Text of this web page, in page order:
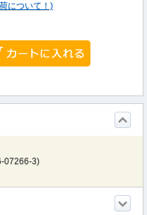
について！)
07266-3)